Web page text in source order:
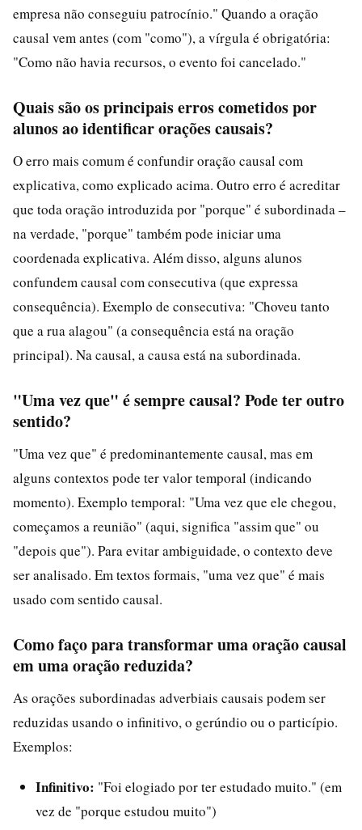
empresa não conseguiu patrocínio." Quando a oração
causal vem antes (com "como"), a vírgula é obrigatória:
"Como não havia recursos, o evento foi cancelado."
Quais são os principais erros cometidos por
alunos ao identificar orações causais?
O erro mais comum é confundir oração causal com
explicativa, como explicado acima. Outro erro é acreditar
que toda oração introduzida por "porque" é subordinada –
na verdade, "porque" também pode iniciar uma
coordenada explicativa. Além disso, alguns alunos
confundem causal com consecutiva (que expressa
consequência). Exemplo de consecutiva: "Choveu tanto
que a rua alagou" (a consequência está na oração
principal). Na causal, a causa está na subordinada.
"Uma vez que" é sempre causal? Pode ter outro
sentido?
"Uma vez que" é predominantemente causal, mas em
alguns contextos pode ter valor temporal (indicando
momento). Exemplo temporal: "Uma vez que ele chegou,
começamos a reunião" (aqui, significa "assim que" ou
"depois que"). Para evitar ambiguidade, o contexto deve
ser analisado. Em textos formais, "uma vez que" é mais
usado com sentido causal.
Como faço para transformar uma oração causal
em uma oração reduzida?
As orações subordinadas adverbiais causais podem ser
reduzidas usando o infinitivo, o gerúndio ou o particípio.
Exemplos:
Infinitivo: "Foi elogiado por ter estudado muito." (em
vez de "porque estudou muito")